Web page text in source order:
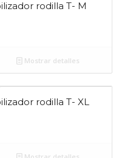
rodilla T- M
Mostrar detalles
rodilla T- XL